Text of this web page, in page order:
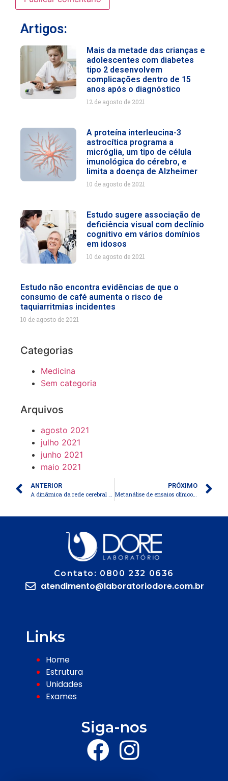
Artigos:
Mais da metade das crianças e
adolescentes com diabetes
tipo 2 desenvolvem
complicações dentro de 15
anos após o diagnóstico
12 de agosto de 2021
A proteína interleucina-3
astrocítica programa a
micróglia, um tipo de célula
imunológica do cérebro, e
limita a doença de Alzheimer
10 de agosto de 2021
Estudo sugere associação de
deficiência visual com declínio
cognitivo em vários domínios
em idosos
10 de agosto de 2021
Estudo não encontra evidências de que o
consumo de café aumenta o risco de
taquiarritmias incidentes
10 de agosto de 2021
Categorias
Medicina
Sem categoria
Arquivos
agosto 2021
julho 2021
junho 2021
maio 2021
ANTERIOR
PRÓXIMO
Metanálise de ensaios clínicos randomizados de ivermectina para tratar a infecção por SARS-CoV-2 apresenta descobertas positivas
Contato: 0800 232 0636
atendimento@laboratoriodore.com.br
Links
Home
Estrutura
Unidades
Exames
Siga-nos